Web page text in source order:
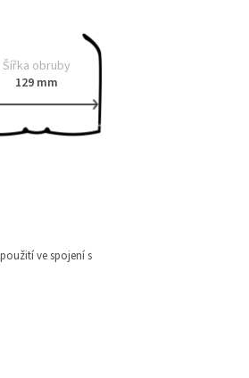
Šířka obruby
129 mm
ve spojení s